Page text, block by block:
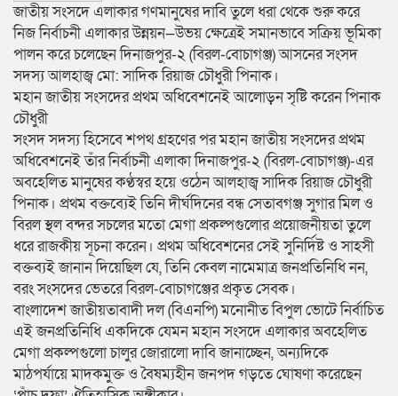
জাতীয় সংসদে এলাকার গণমানুষের দাবি তুলে ধরা থেকে শুরু করে
নিজ নির্বাচনী এলাকার উন্নয়ন—উভয় ক্ষেত্রেই সমানভাবে সক্রিয় ভূমিকা
পালন করে চলেছেন দিনাজপুর-২ (বিরল-বোচাগঞ্জ) আসনের সংসদ
সদস্য আলহাজ্ব মো: সাদিক রিয়াজ চৌধুরী পিনাক।
মহান জাতীয় সংসদের প্রথম অধিবেশনেই আলোড়ন সৃষ্টি করেন পিনাক
চৌধুরী
সংসদ সদস্য হিসেবে শপথ গ্রহণের পর মহান জাতীয় সংসদের প্রথম
অধিবেশনেই তাঁর নির্বাচনী এলাকা দিনাজপুর-২ (বিরল-বোচাগঞ্জ)-এর
অবহেলিত মানুষের কণ্ঠস্বর হয়ে ওঠেন আলহাজ্ব সাদিক রিয়াজ চৌধুরী
পিনাক। প্রথম বক্তব্যেই তিনি দীর্ঘদিনের বন্ধ সেতাবগঞ্জ সুগার মিল ও
বিরল স্থল বন্দর সচলের মতো মেগা প্রকল্পগুলোর প্রয়োজনীয়তা তুলে
ধরে রাজকীয় সূচনা করেন। প্রথম অধিবেশনের সেই সুনির্দিষ্ট ও সাহসী
বক্তব্যই জানান দিয়েছিল যে, তিনি কেবল নামেমাত্র জনপ্রতিনিধি নন,
বরং সংসদের ভেতরে বিরল-বোচাগঞ্জের প্রকৃত সেবক।
বাংলাদেশ জাতীয়তাবাদী দল (বিএনপি) মনোনীত বিপুল ভোটে নির্বাচিত
এই জনপ্রতিনিধি একদিকে যেমন মহান সংসদে এলাকার অবহেলিত
মেগা প্রকল্পগুলো চালুর জোরালো দাবি জানাচ্ছেন, অন্যদিকে
মাঠপর্যায়ে মাদকমুক্ত ও বৈষম্যহীন জনপদ গড়তে ঘোষণা করেছেন